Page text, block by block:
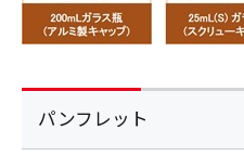
パンフレット